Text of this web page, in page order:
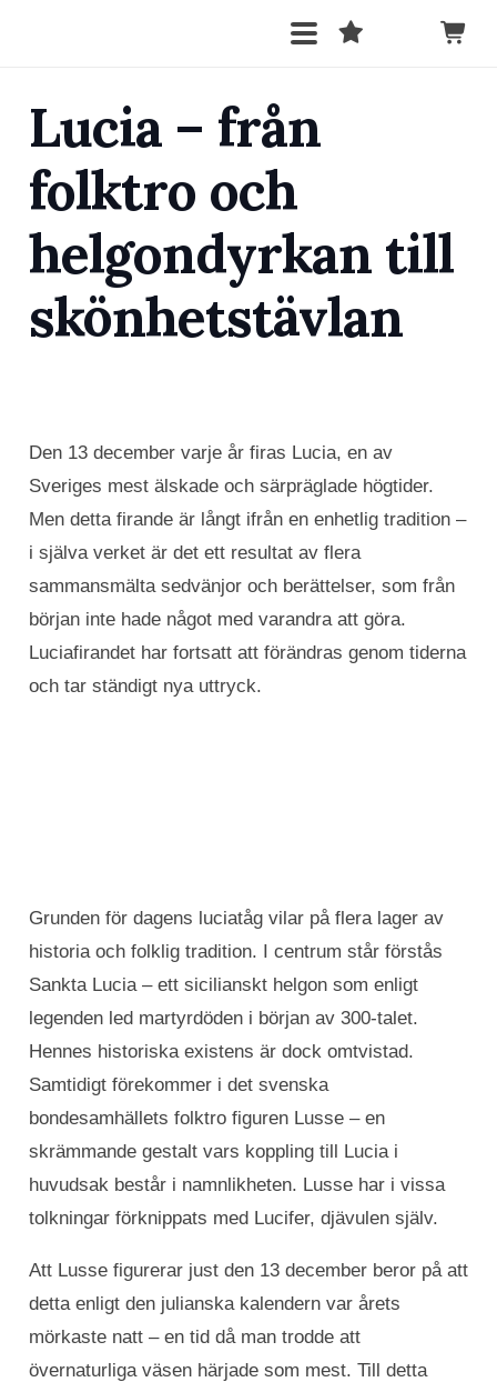
Lucia – från
folktro och
helgondyrkan till
skönhetstävlan
Den 13 december varje år firas Lucia, en av
Sveriges mest älskade och särpräglade högtider.
Men detta firande är långt ifrån en enhetlig tradition –
i själva verket är det ett resultat av flera
sammansmälta sedvänjor och berättelser, som från
början inte hade något med varandra att göra.
Luciafirandet har fortsatt att förändras genom tiderna
och tar ständigt nya uttryck.
Grunden för dagens luciatåg vilar på flera lager av
historia och folklig tradition. I centrum står förstås
Sankta Lucia – ett sicilianskt helgon som enligt
legenden led martyrdöden i början av 300-talet.
Hennes historiska existens är dock omtvistad.
Samtidigt förekommer i det svenska
bondesamhällets folktro figuren Lusse – en
skrämmande gestalt vars koppling till Lucia i
huvudsak består i namnlikheten. Lusse har i vissa
tolkningar förknippats med Lucifer, djävulen själv.
Att Lusse figurerar just den 13 december beror på att
detta enligt den julianska kalendern var årets
mörkaste natt – en tid då man trodde att
övernaturliga väsen härjade som mest. Till detta